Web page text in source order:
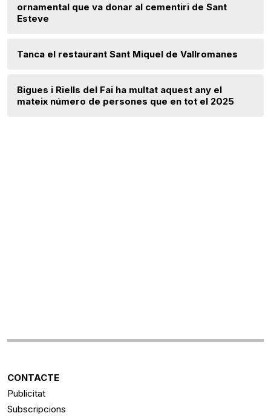
ornamental que va donar al cementiri de Sant
Esteve
Tanca el restaurant Sant Miquel de Vallromanes
Bigues i Riells del Fai ha multat aquest any el
mateix número de persones que en tot el 2025
CONTACTE
Publicitat
Subscripcions